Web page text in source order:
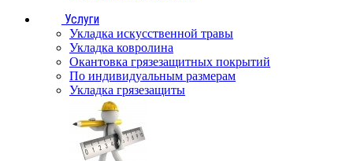
Услуги
Укладка искусственной травы
Укладка ковролина
Окантовка грязезащитных покрытий
По индивидуальным размерам
Укладка грязезащиты